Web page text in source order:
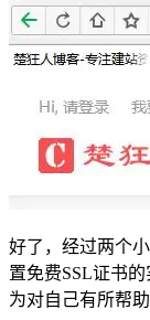
好了，经过两个
置免费SSL证书
为对自己有所帮